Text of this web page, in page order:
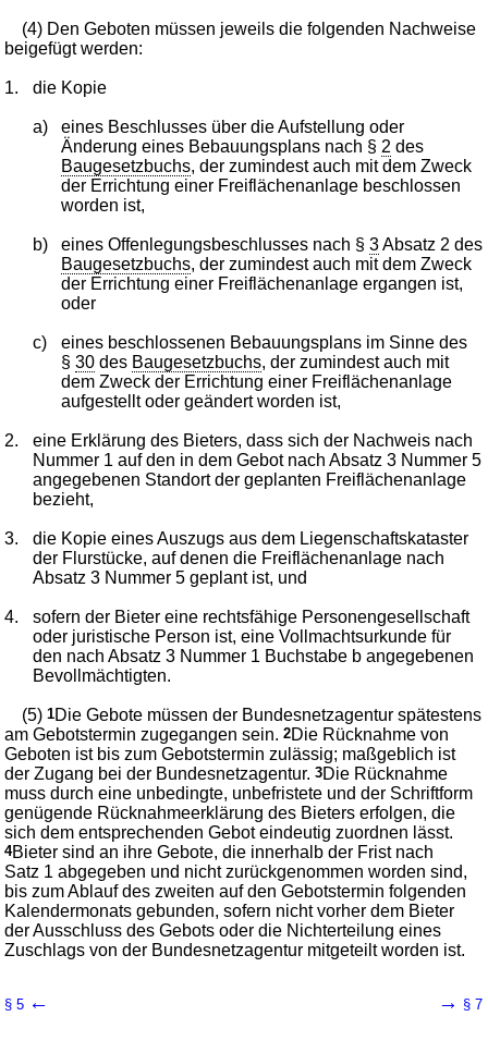
(4) Den Geboten müssen jeweils die folgenden Nachweise
beigefügt werden:
1. die Kopie
a)
eines Beschlusses über die Aufstellung oder
Änderung eines Bebauungsplans nach § 2 des
Baugesetzbuchs, der zumindest auch mit dem Zweck
der Errichtung einer Freiflächenanlage beschlossen
worden ist,
b) eines Offenlegungsbeschlusses nach § 3Absatz 2 des
Baugesetzbuchs, der zumindest auch mit dem Zweck
der Errichtung einer Freiflächenanlage ergangen ist,
oder
c)
eines beschlossenen Bebauungsplans im Sinne des
§ 30des Baugesetzbuchs, der zumindest auch mit
dem Zweck der Errichtung einer Freiflächenanlage
aufgestellt oder geändert worden ist,
2.
eine Erklärung des Bieters, dass sich der Nachweis nach
Nummer 1 auf den in dem Gebot nach Absatz 3 Nummer 5
angegebenen Standort der geplanten Freiflächenanlage
bezieht,
3.
die Kopie eines Auszugs aus dem Liegenschaftskataster
der Flurstücke, auf denen die Freiflächenanlage nach
Absatz 3 Nummer 5 geplant ist, und
4.
sofern der Bieter eine rechtsfähige Personengesellschaft
oder juristische Person ist, eine Vollmachtsurkunde für
den nach Absatz 3 Nummer 1 Buchstabe b angegebenen
Bevollmächtigten.
(5)1Die Gebote müssen der Bundesnetzagentur spätestens
am Gebotstermin zugegangen sein.2Die Rücknahme von
Geboten ist bis zum Gebotstermin zulässig; maßgeblich ist
der Zugang bei der Bundesnetzagentur.3Die Rücknahme
muss durch eine unbedingte, unbefristete und der Schriftform
genügende Rücknahmeerklärung des Bieters erfolgen, die
sich dem entsprechenden Gebot eindeutig zuordnen lässt.
4Bieter sind an ihre Gebote, die innerhalb der Frist nach
Satz 1 abgegeben und nicht zurückgenommen worden sind,
bis zum Ablauf des zweiten auf den Gebotstermin folgenden
Kalendermonats gebunden, sofern nicht vorher dem Bieter
der Ausschluss des Gebots oder die Nichterteilung eines
Zuschlags von der Bundesnetzagentur mitgeteilt worden ist.
§ 5 ← → § 7